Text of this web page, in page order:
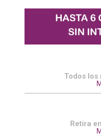
Todos los
Retira